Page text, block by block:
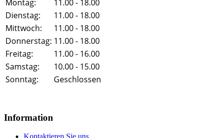
Montag:
11.00 - 18.00
Dienstag:
11.00 - 18.00
Mittwoch:
11.00 - 18.00
Donnerstag: 11.00 - 18.00
Freitag:
11.00 - 16.00
Samstag:
10.00 - 15.00
Sonntag:
Geschlossen
Information